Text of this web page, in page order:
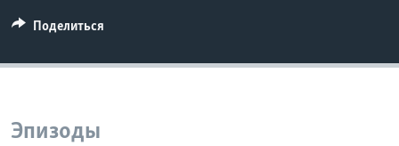
Поделиться
Эпизоды